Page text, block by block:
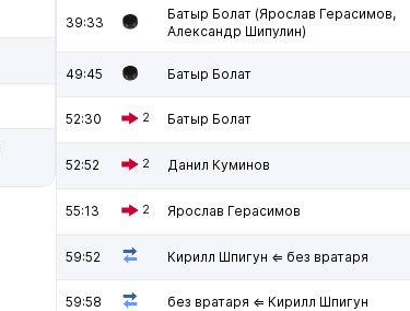
39:33
Батыр Болат (Ярослав Герасимов,
Александр Шипулин)
49:45 Батыр Болат
52:30 2 Батыр Болат
52:52 2 Данил Куминов
55:13 2 Ярослав Герасимов
59:52 Кирилл Шпигун ⇐ без вратаря
59:58 без вратаря ⇐ Кирилл Шпигун